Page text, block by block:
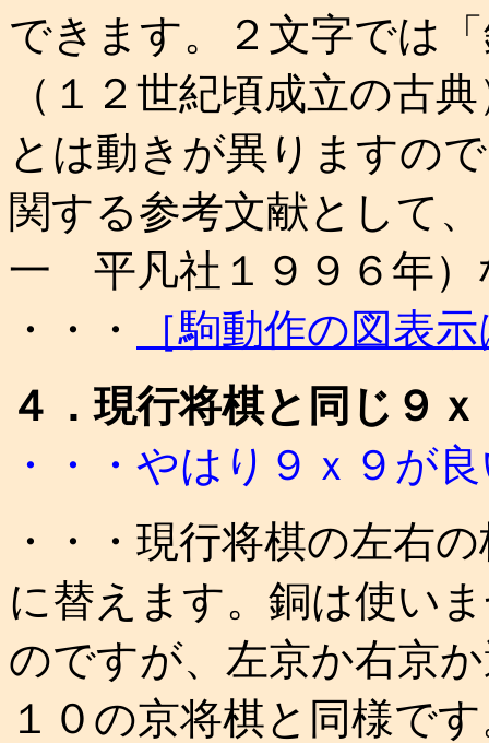
できます。２文字では
（１２世紀頃成立の古
とは動きが異りますの
関する参考文献として
一 平凡社１９９６年）
・・・
［駒動作の図表
４．現行将棋と同じ９
・・・やはり９ｘ９が
・・・現行将棋の左右
に替えます。銅は使い
のですが、左京か右京
１０の京将棋と同様で